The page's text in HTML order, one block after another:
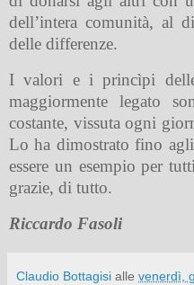
dell’intera comunità, al
delle differenze.
I valori e i princìpi
maggiormente legato
costante, vissuta ogni
Lo ha dimostrato fino
essere un esempio per
grazie, di tutto.
Riccardo Fasoli
Claudio Bottagisi alle venerdì,